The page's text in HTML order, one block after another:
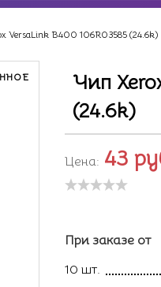
VersaLink B400 106R03585 (24.6k)
Чип
(24.6k)
Цена: 43
При заказе от
10 шт.